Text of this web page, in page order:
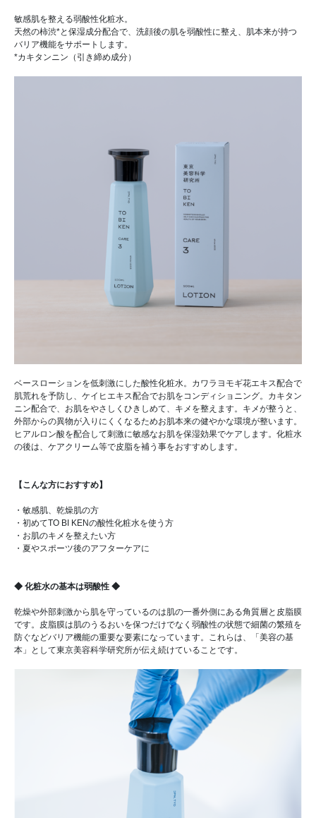
敏感肌を整える弱酸性化粧水。
天然の柿渋*と保湿成分配合で、洗顔後の肌を弱酸性に整え、肌本来が持つ
バリア機能をサポートします。
*カキタンニン（引き締め成分）
ベースローションを低刺激にした酸性化粧水。カワラヨモギ花エキス配合で
肌荒れを予防し、ケイヒエキス配合でお肌をコンディショニング。カキタン
ニン配合で、お肌をやさしくひきしめて、キメを整えます。キメが整うと、
外部からの異物が入りにくくなるためお肌本来の健やかな環境が整います。
ヒアルロン酸を配合して刺激に敏感なお肌を保湿効果でケアします。化粧水
の後は、ケアクリーム等で皮脂を補う事をおすすめします。
【こんな方におすすめ】
・敏感肌、乾燥肌の方
・初めてTO BI KENの酸性化粧水を使う方
・お肌のキメを整えたい方
・夏やスポーツ後のアフターケアに
◆ 化粧水の基本は弱酸性 ◆
乾燥や外部刺激から肌を守っているのは肌の一番外側にある角質層と皮脂膜
です。皮脂膜は肌のうるおいを保つだけでなく弱酸性の状態で細菌の繁殖を
防ぐなどバリア機能の重要な要素になっています。これらは、「美容の基
本」として東京美容科学研究所が伝え続けていることです。